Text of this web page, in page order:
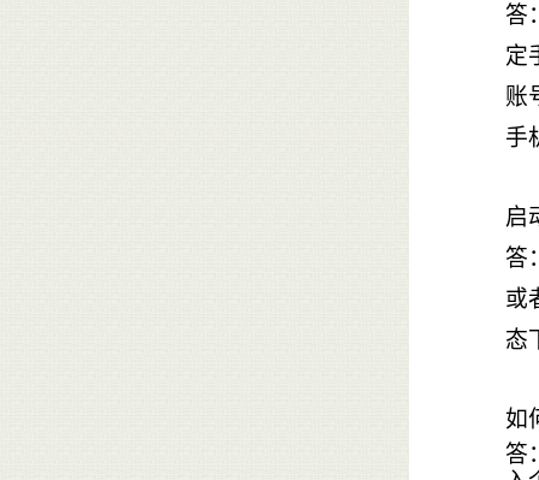
答
定
账
手
启
答
或
态
如
答